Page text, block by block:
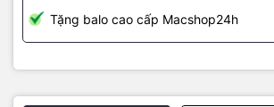
Tặng balo cao cấp Macshop24h